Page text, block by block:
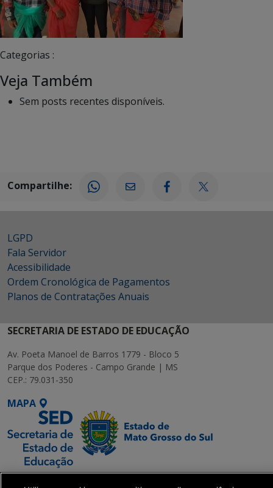
Categorias :
Veja Também
Sem posts recentes disponíveis.
Compartilhe:
LGPD
Fala Servidor
Acessibilidade
Ordem Cronológica de Pagamentos
Planos de Contratações Anuais
SECRETARIA DE ESTADO DE EDUCAÇÃO
Av. Poeta Manoel de Barros 1779 - Bloco 5
Parque dos Poderes - Campo Grande | MS
CEP.: 79.031-350
MAPA